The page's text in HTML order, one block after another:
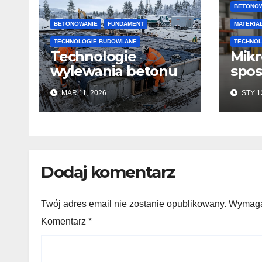
BETONOWANIE FUNDAMENT
TECHNOLOGIE BUDOWLANE
Technologie
wylewania betonu
zimą: jak zachować
jakość i przyspieszyć
twardnienie
MAR 11, 2026 STY
Dodaj komentarz
Twój adres email nie zostanie opublikowany.
Komentarz *